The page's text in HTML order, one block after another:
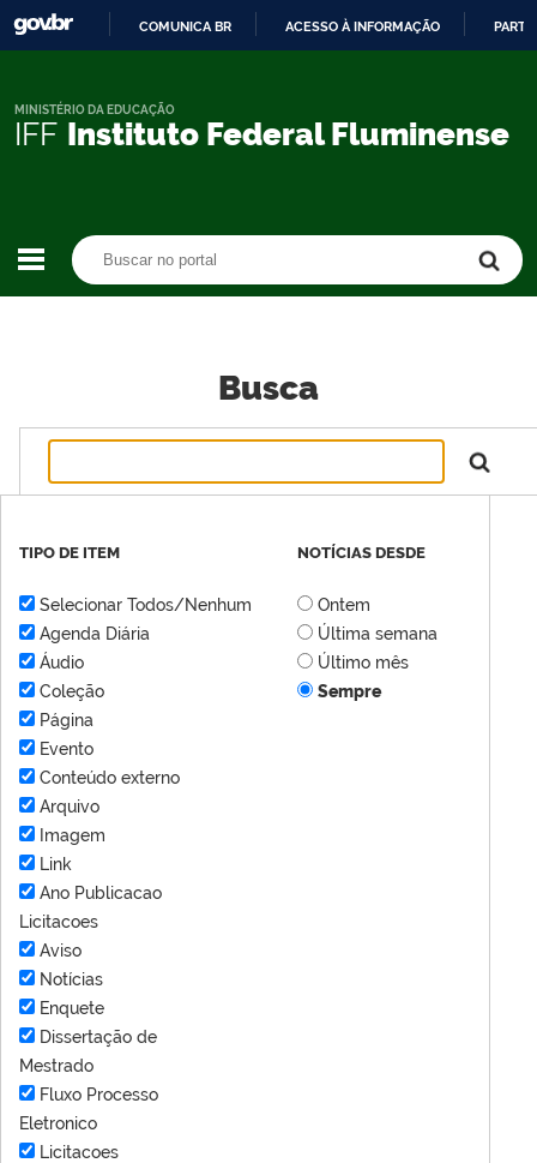
CONTEÚDO
COMUNICA BR ACESSO À INFORMAÇÃO
IFF Instituto Federal Fluminense
MINISTÉRIO DA EDUCAÇÃO
Busca
TIPO DE ITEM
Selecionar Todos/Nenhum
Agenda Diária
Áudio
Coleção
Página
Evento
Conteúdo externo
Arquivo
Imagem
Link
Ano Publicacao
Licitacoes
Aviso
Notícias
Enquete
Dissertação de
Mestrado
Fluxo Processo
Eletronico
Licitacoes
NOTÍCIAS DESDE
Ontem
Última semana
Último mês
Sempre